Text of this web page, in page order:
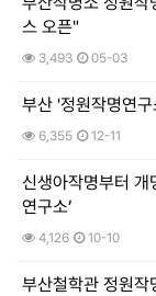
스 오픈"
3,493 05-03
부산 '정원작명연
6,355 12-11
신생아작명부터 개
연구소’
4,126 10-10
부산철학관 정원작